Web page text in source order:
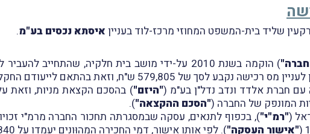
שליד בית-המשפט המחוזי מרכז-לוד בעניין איסתא נכסים בע"מ.
) הוקמה בשנת 2010 על-ידי מושב בית חלקיה,
לסך של 579,805 ש"ח, וזאת בהתאם לייעודם החקלאי באותה עת.
"היזם"
"הסכם ההקצאה").
"רמ"י"
"אישור העִסקה"). לפי אותו אישור, דמי החכירה המהוּונים יעמדו על 9,303,840 ש"ח לפני מע"מ (